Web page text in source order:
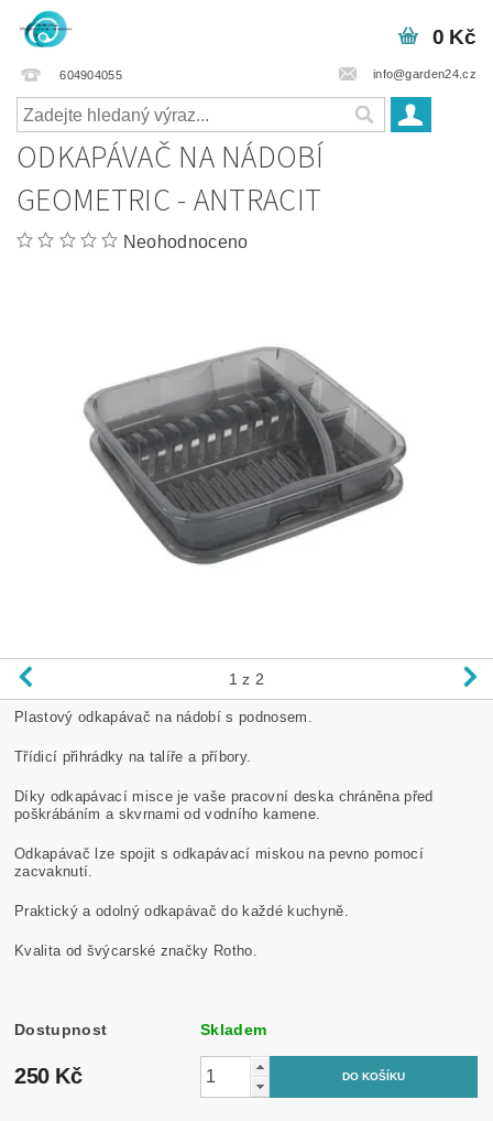
604904055 info@garden24.cz
0 Kč
ODKAPÁVAČ NA NÁDOBÍ
GEOMETRIC - ANTRACIT
Neohodnoceno
1 z 2
Plastový odkapávač na nádobí s podnosem.
Třídicí přihrádky na talíře a příbory.
Díky odkapávací misce je vaše pracovní deska chráněna před
poškrábáním a skvrnami od vodního kamene.
Odkapávač lze spojit s odkapávací miskou na pevno pomocí
zacvaknutí.
Praktický a odolný odkapávač do každé kuchyně.
Kvalita od švýcarské značky Rotho.
Dostupnost Skladem
250 Kč